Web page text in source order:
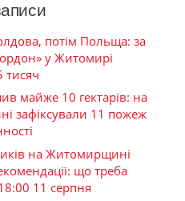
потім Польща: за
у Житомирі
тисяч
майже 10 гектарів: на
зафіксували 11 пожеж
на Житомирщині
що треба
11 серпня